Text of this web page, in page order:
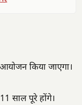
किया जाएगा।
साल पूरे होंगे।